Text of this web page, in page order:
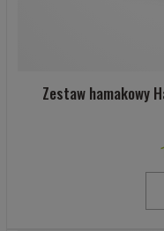
Zestaw hamakowy